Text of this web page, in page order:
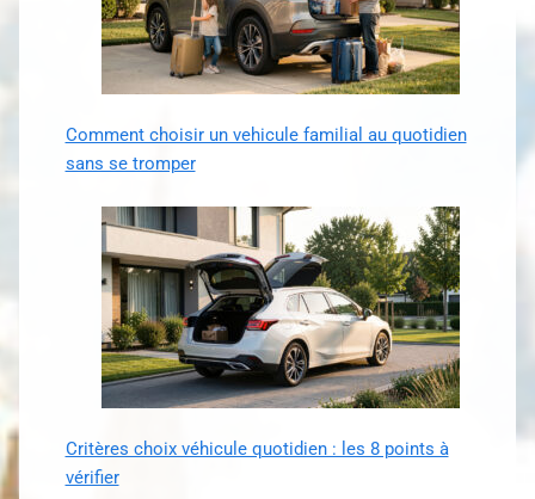
Comment choisir un vehicule familial au quotidien
sans se tromper
Critères choix véhicule quotidien : les 8 points à
vérifier